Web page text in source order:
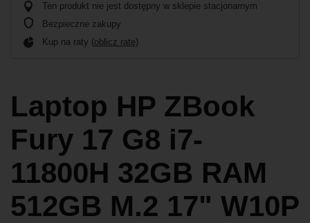
Ten produkt nie jest dostępny w sklepie stacjonarnym
Bezpieczne zakupy
Kup na raty (oblicz ratę)
Laptop HP ZBook
Fury 17 G8 i7-
11800H 32GB RAM
512GB M.2 17" W10P